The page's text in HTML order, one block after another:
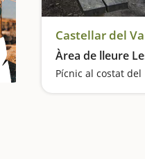
Castellar del
Àrea de lleure
Pícnic al costat